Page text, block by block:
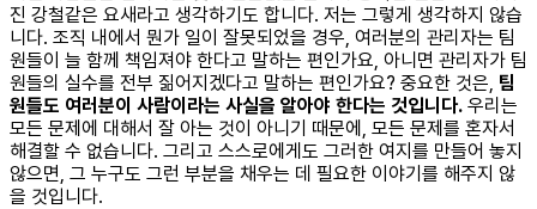
진 강철같은 요새라고 생각하기도 합니다. 저는 그렇게 생각하지 않습
니다. 조직 내에서 뭔가 일이 잘못되었을 경우, 여러분의 관리자는 팀
원들이 늘 함께 책임져야 한다고 말하는 편인가요, 아니면 관리자가 팀
원들의 실수를 전부 짊어지겠다고 말하는 편인가요? 중요한 것은, 팀
원들도 여러분이 사람이라는 사실을 알아야 한다는 것입니다. 우리는
모든 문제에 대해서 잘 아는 것이 아니기 때문에, 모든 문제를 혼자서
해결할 수 없습니다. 그리고 스스로에게도 그러한 여지를 만들어 놓지
않으면, 그 누구도 그런 부분을 채우는 데 필요한 이야기를 해주지 않
을 것입니다.